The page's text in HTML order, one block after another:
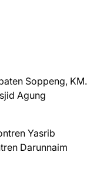
Soppeng, KM.
Agung
Yasrib
Darunnaim